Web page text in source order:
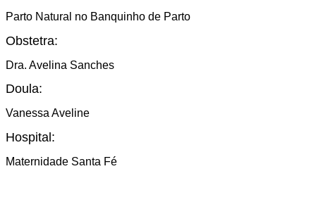
Parto Natural no Banquinho de Parto
Obstetra:
Dra. Avelina Sanches
Doula:
Vanessa Aveline
Hospital:
Maternidade Santa Fé